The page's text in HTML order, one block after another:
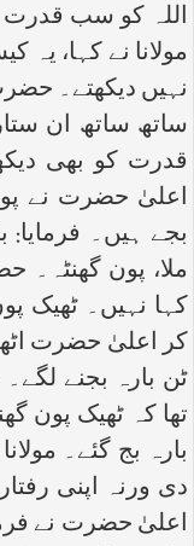
اللہ کو سب
مولانا نے کہا،
نہیں دیکھتے۔
ساتھ ساتھ ان
قدرت کو بھی
اعلیٰ حضرت نے
بجے ہیں۔
ملا، پون
کہا نہیں۔ ٹھیک
کر اعلیٰ حضرت
ٹن بارہ بجنے
تھا کہ ٹھیک پون
بارہ بج گئے۔
دی ورنہ اپنی
اعلیٰ حضرت نے